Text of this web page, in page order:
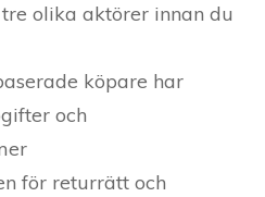
olika aktörer innan du
köpare har
och
för returrätt och